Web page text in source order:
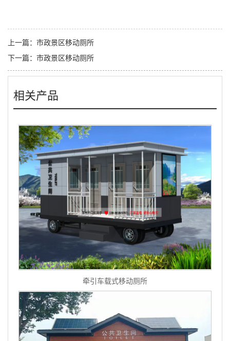
上一篇： 市政景区移动厕所
下一篇： 市政景区移动厕所
相关产品
牵引车载式移动厕所